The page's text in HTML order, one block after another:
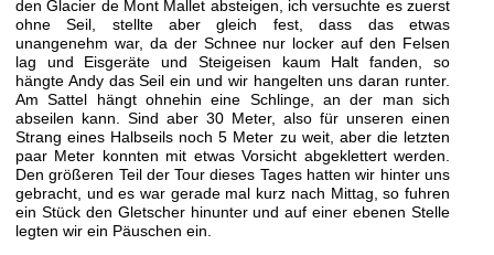
den Glacier de Mont Mallet absteigen, ich versuchte es zuerst
ohne Seil, stellte aber gleich fest, dass das etwas
unangenehm war, da der Schnee nur locker auf den Felsen
lag und Eisgeräte und Steigeisen kaum Halt fanden, so
hängte Andy das Seil ein und wir hangelten uns daran runter.
Am Sattel hängt ohnehin eine Schlinge, an der man sich
abseilen kann. Sind aber 30 Meter, also für unseren einen
Strang eines Halbseils noch 5 Meter zu weit, aber die letzten
paar Meter konnten mit etwas Vorsicht abgeklettert werden.
Den größeren Teil der Tour dieses Tages hatten wir hinter uns
gebracht, und es war gerade mal kurz nach Mittag, so fuhren
ein Stück den Gletscher hinunter und auf einer ebenen Stelle
legten wir ein Päuschen ein.